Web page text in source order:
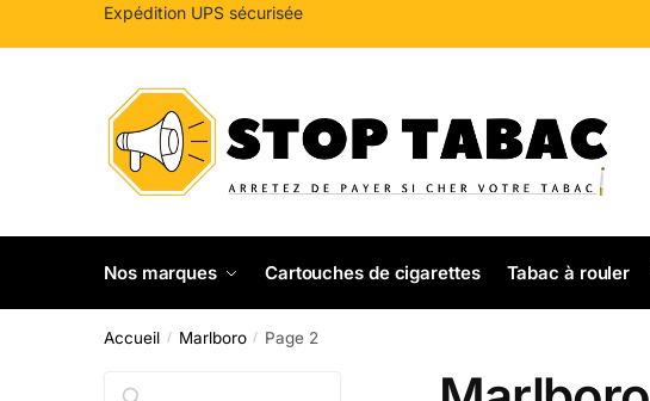
à
to
Expédition UPS sécurisée
Nos marques Cartouches de cigarettes Tabac à rouler
Accueil / Marlboro / Page 2
Rechercher